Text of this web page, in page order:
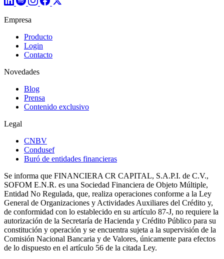
Empresa
Producto
Login
Contacto
Novedades
Blog
Prensa
Contenido exclusivo
Legal
CNBV
Condusef
Buró de entidades financieras
Se informa que FINANCIERA CR CAPITAL, S.A.P.I. de C.V.,
SOFOM E.N.R. es una Sociedad Financiera de Objeto Múltiple,
Entidad No Regulada, que, realiza operaciones conforme a la Ley
General de Organizaciones y Actividades Auxiliares del Crédito y,
de conformidad con lo establecido en su artículo 87-J, no requiere la
autorización de la Secretaría de Hacienda y Crédito Público para su
constitución y operación y se encuentra sujeta a la supervisión de la
Comisión Nacional Bancaria y de Valores, únicamente para efectos
de lo dispuesto en el artículo 56 de la citada Ley.